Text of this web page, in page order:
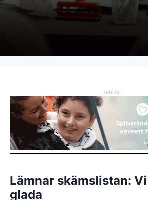
ANNONS
Lämnar skämslistan:
glada